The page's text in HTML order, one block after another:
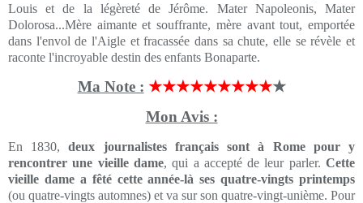
Louis et de la légèreté de Jérôme. Mater Napoleonis, Mater
Dolorosa...Mère aimante et souffrante, mère avant tout, emportée
dans l'envol de l'Aigle et fracassée dans sa chute, elle se révèle et
raconte l'incroyable destin des enfants Bonaparte.
Ma Note : ★★★★★★★★★★
Mon Avis :
En 1830,deux journalistes français sont à Rome pour y
rencontrer une vieille dame, qui a accepté de leur parler.Cette
vieille dame a fêté cette année-là ses quatre-vingts printemps
(ou quatre-vingts automnes) et va sur son quatre-vingt-unième. Pour